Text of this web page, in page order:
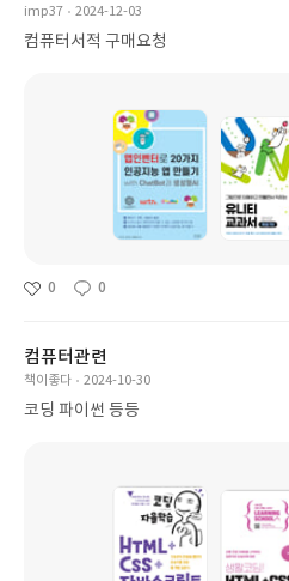
imp37 2024-12-03
컴퓨터서적 구매요청
0 0
컴퓨터관련
책이좋다 2024-10-30
코딩 파이썬 등등